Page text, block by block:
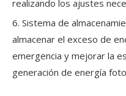
realizando los ajustes
6. Sistema de
almacenar el exceso de
emergencia y mejorar la
generación de energía